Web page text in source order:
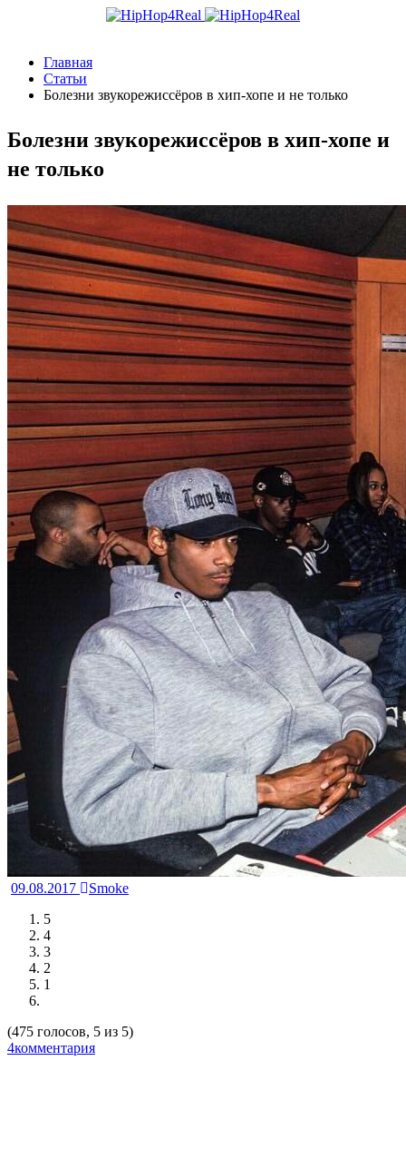
Главная
Статьи
Болезни звукорежиссёров в хип-хопе и не только
Болезни звукорежиссёров в хип-хопе и
не только
09.08.2017
Smoke
5
4
3
2
1
(475 голосов, 5 из 5)
4комментария